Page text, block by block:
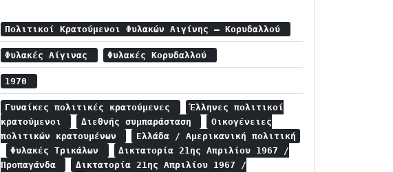
Πολιτικοί Κρατούμενοι Φυλακών Αιγίνης – Κορυδαλλού
Φυλακές Αίγινας Φυλακές Κορυδαλλού
1970
Γυναίκες πολιτικές κρατούμενες
Έλληνες πολιτικοί
κρατούμενοι
Διεθνής συμπαράσταση
Οικογένειες
πολιτικών κρατουμένων
Ελλάδα / Αμερικανική πολιτική
Φυλακές Τρικάλων
Δικτατορία 21ης Απριλίου 1967 /
Προπαγάνδα
Δικτατορία 21ης Απριλίου 1967 /